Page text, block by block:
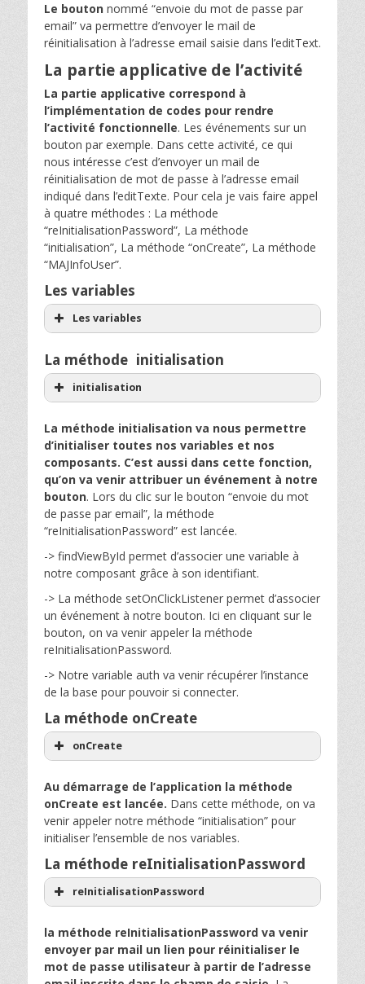
Le bouton nommé “envoie du mot de passe par
email” va permettre d’envoyer le mail de
réinitialisation à l’adresse email saisie dans l’editText.
La partie applicative de l’activité
La partie applicative correspond à
l’implémentation de codes pour rendre
l’activité fonctionnelle. Les événements sur un
bouton par exemple. Dans cette activité, ce qui
nous intéresse c’est d’envoyer un mail de
réinitialisation de mot de passe à l’adresse email
indiqué dans l’editTexte. Pour cela je vais faire appel
à quatre méthodes : La méthode
“reInitialisationPassword”, La méthode
“initialisation”, La méthode “onCreate”, La méthode
“MAJInfoUser”.
Les variables
Les variables
La méthode initialisation
initialisation
La méthode initialisation va nous permettre
d’initialiser toutes nos variables et nos
composants. C’est aussi dans cette fonction,
qu’on va venir attribuer un événement à notre
bouton. Lors du clic sur le bouton “envoie du mot
de passe par email”, la méthode
“reInitialisationPassword” est lancée.
-> findViewById permet d’associer une variable à
notre composant grâce à son identifiant.
-> La méthode setOnClickListener permet d’associer
un événement à notre bouton. Ici en cliquant sur le
bouton, on va venir appeler la méthode
reInitialisationPassword.
-> Notre variable auth va venir récupérer l’instance
de la base pour pouvoir si connecter.
La méthode onCreate
onCreate
Au démarrage de l’application la méthode
onCreate est lancée. Dans cette méthode, on va
venir appeler notre méthode “initialisation” pour
initialiser l’ensemble de nos variables.
La méthode reInitialisationPassword
reInitialisationPassword
la méthode reInitialisationPassword va venir
envoyer par mail un lien pour réinitialiser le
mot de passe utilisateur à partir de l’adresse